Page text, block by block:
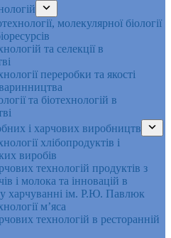
молекулярної біології
та селекції в
переробки та якості
та біотехнологій в
і харчових виробництв
хлібопродуктів і
виробів
технологій продуктів з
і молока та інновацій в
харчуванні ім. Р.Ю. Павлюк
м’яса
технологій в ресторанній